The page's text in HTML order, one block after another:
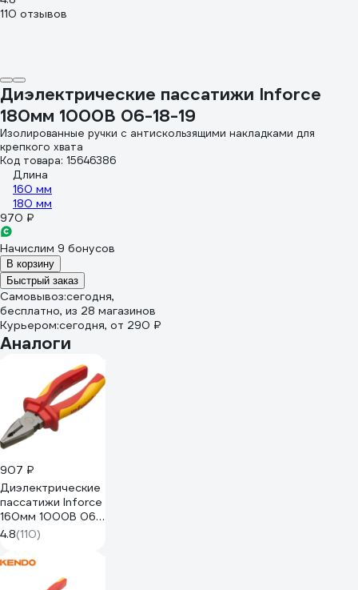
110 отзывов
Диэлектрические пассатижи Inforce
180мм 1000В 06-18-19
Изолированные ручки с антискользящими накладками для
крепкого хвата
Код товара: 15646386
Длина
160 мм
180 мм
970 ₽
Начислим 9 бонусов
В корзину
Быстрый заказ
Самовывоз:сегодня,
бесплатно, из 28 магазинов
Курьером:сегодня, от 290 ₽
Аналоги
907 ₽
Диэлектрические
пассатижи Inforce
160мм 1000В 06-
18-18
4.8(110)